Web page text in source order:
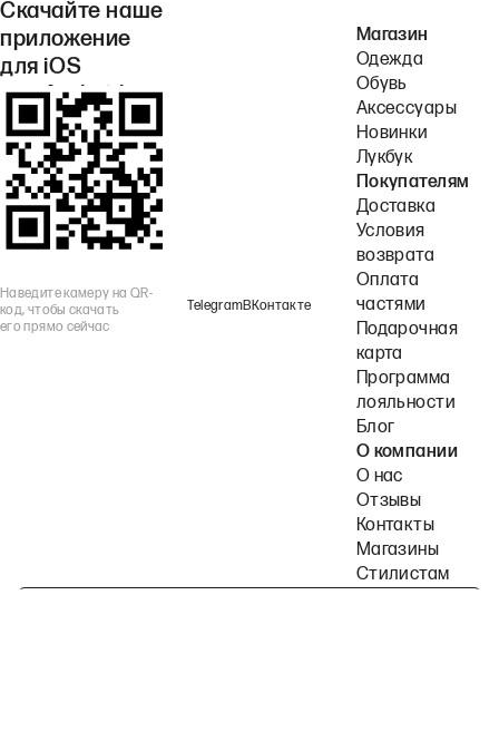
Скачайте наше
приложение
для iOS
или Android.
Наведите камеру на QR-
код, чтобы скачать
его прямо сейчас
TelegramВКонтакте
Магазин
Одежда
Обувь
Аксессуары
Новинки
Лукбук
Покупателям
Доставка
Условия
возврата
Оплата
частями
Подарочная
карта
Программа
лояльности
Блог
О компании
О нас
Отзывы
Контакты
Магазины
Стилистам